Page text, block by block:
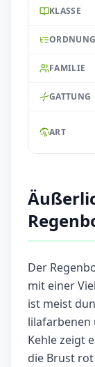
KLASSE
ORDNUNG
FAMILIE
GATTUNG
ART
Der
mit einer
ist meist
lilafarbenen
Kehle zeigt
die Brust